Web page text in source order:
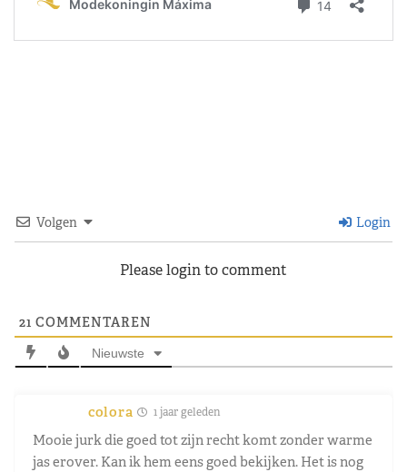
Volgen Login
Please login to comment
21 COMMENTAREN
Nieuwste
colora 1 jaar geleden
Mooie jurk die goed tot zijn recht komt zonder warme
jas erover. Kan ik hem eens goed bekijken. Het is nog